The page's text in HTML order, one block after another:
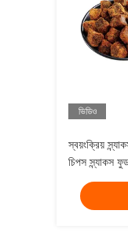
ভিডিও
স্বয়ংক্রিয়
চিপস স্ন্যাকস